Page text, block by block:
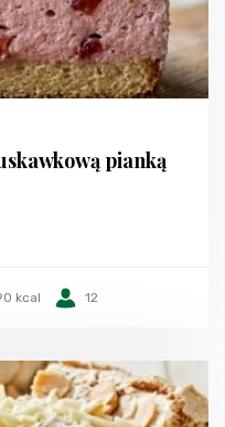
pianką
kcal 12